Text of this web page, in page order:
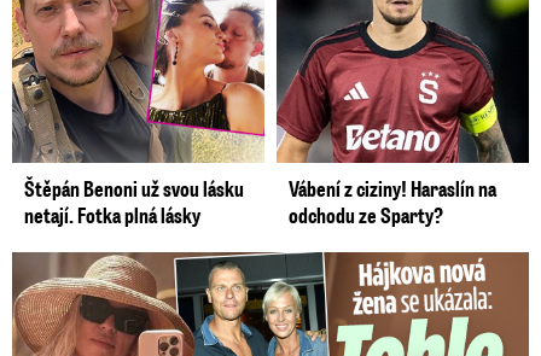
Štěpán Benoni už svou lásku
netají. Fotka plná lásky
Vábení z ciziny! Haraslín na
odchodu ze Sparty?
Tohle tělo nahradilo Belo: Nová partnerka se ukázala...